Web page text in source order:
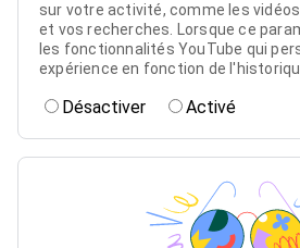
sur votre activité, comme les
et vos recherches. Lorsque ce
les fonctionnalités YouTube qui
expérience en fonction de
Désactiver Activé